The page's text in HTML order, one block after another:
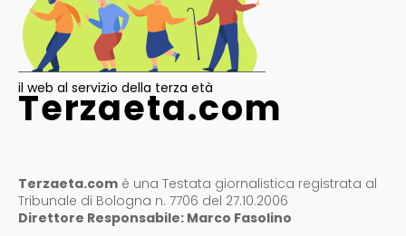
il web al servizio della terza età
Terzaeta.com
Terzaeta.com è una Testata giornalistica registrata al
Tribunale di Bologna n. 7706 del 27.10.2006
Direttore Responsabile: Marco Fasolino